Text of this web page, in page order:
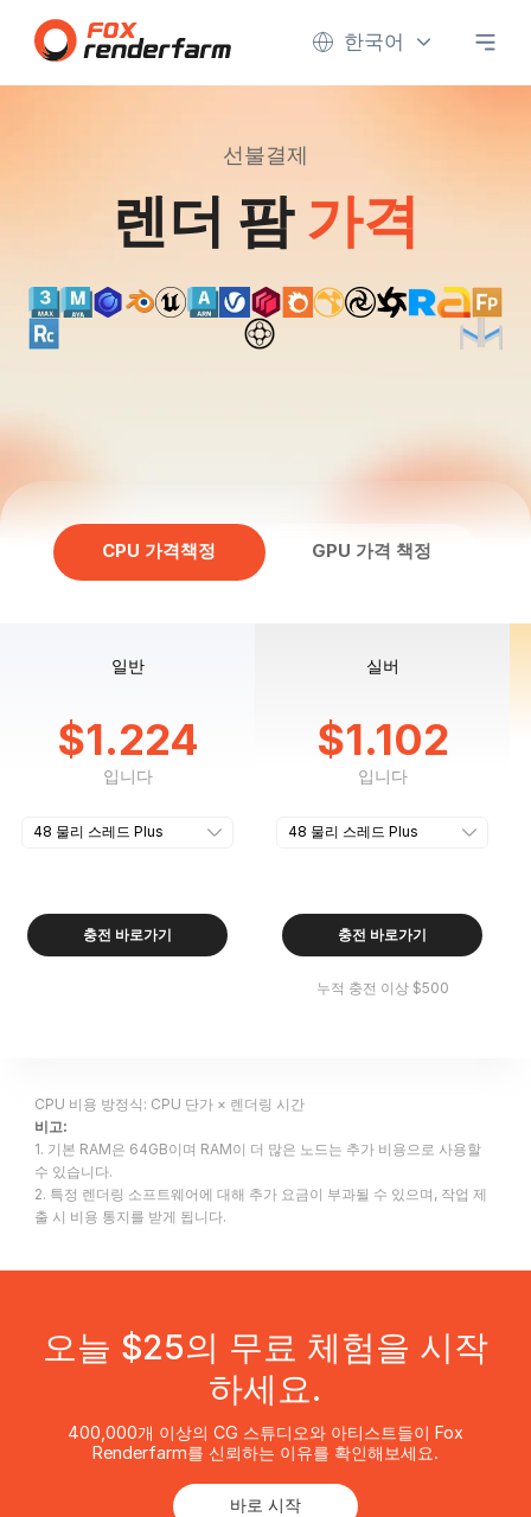
한국어
선불결제
렌더 팜가격
CPU 가격책정 GPU 가격 책정
일반
$1.224
입니다
충전 바로가기
실버
$1.102
입니다
충전 바로가기
누적 충전 이상 $500
CPU 비용 방정식: CPU 단가 × 렌더링 시간
비고:
1. 기본 RAM은 64GB이며 RAM이 더 많은 노드는 추가 비용으로 사용할
수 있습니다.
2. 특정 렌더링 소프트웨어에 대해 추가 요금이 부과될 수 있으며, 작업 제
출 시 비용 통지를 받게 됩니다.
오늘 $25의 무료 체험을 시작
하세요.
400,000개 이상의 CG 스튜디오와 아티스트들이 Fox
Renderfarm를 신뢰하는 이유를 확인해보세요.
바로 시작